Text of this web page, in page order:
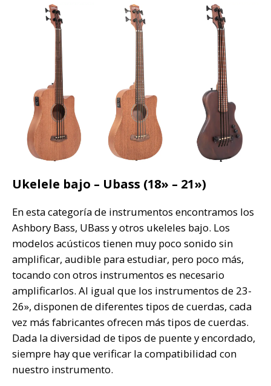
Ukelele bajo – Ubass (18» – 21»)
En esta categoría de instrumentos encontramos los
Ashbory Bass, UBass y otros ukeleles bajo. Los
modelos acústicos tienen muy poco sonido sin
amplificar, audible para estudiar, pero poco más,
tocando con otros instrumentos es necesario
amplificarlos. Al igual que los instrumentos de 23-
26», disponen de diferentes tipos de cuerdas, cada
vez más fabricantes ofrecen más tipos de cuerdas.
Dada la diversidad de tipos de puente y encordado,
siempre hay que verificar la compatibilidad con
nuestro instrumento.